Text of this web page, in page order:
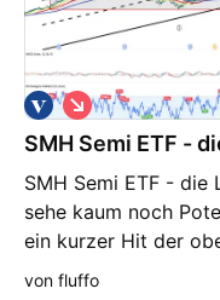
SMH Semi ETF -
SMH Semi ETF - die
sehe kaum noch
ein kurzer Hit der
der doppelte
S
h
o
t
von fluffo